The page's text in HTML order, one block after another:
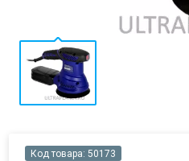
Код товара: 50173